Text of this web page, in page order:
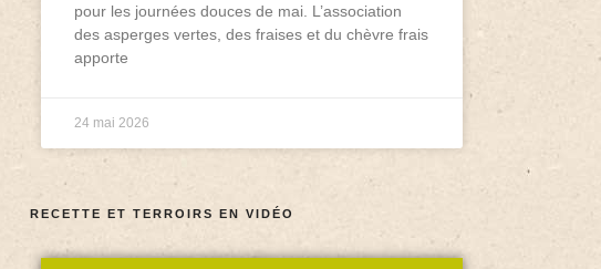
pour les journées douces de mai. L’association
des asperges vertes, des fraises et du chèvre frais
apporte
24 mai 2026
RECETTE ET TERROIRS EN VIDÉO